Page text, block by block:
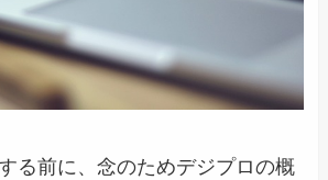
る前に、念のためデジプロの概